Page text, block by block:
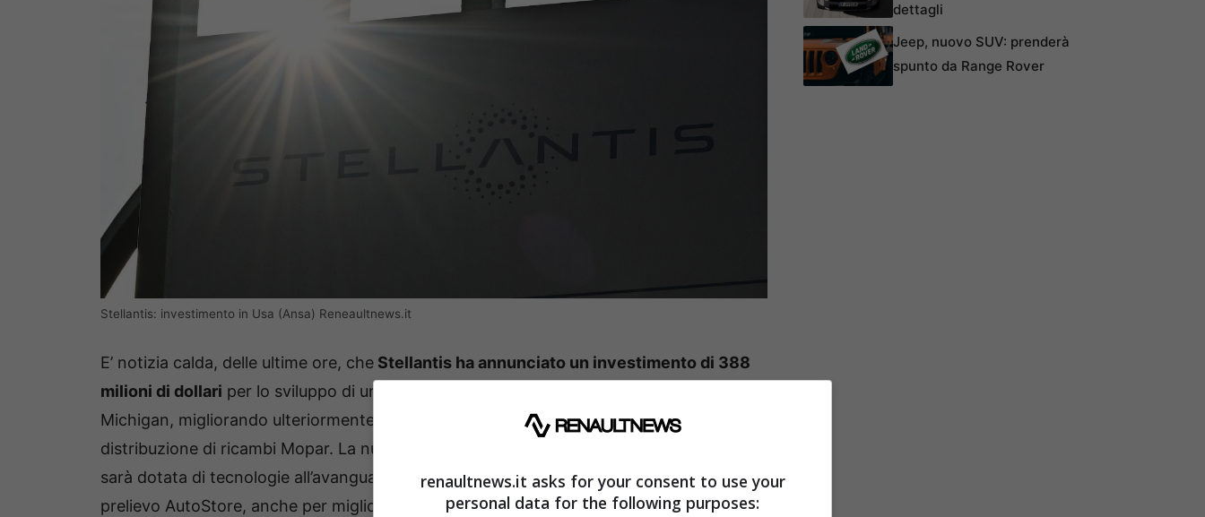
Stellantis: investimento in Usa (Ansa) Reneaultnews.it
E’ notizia calda, delle ultime ore, che Stellantis ha annunciato un investimento di 388
milioni di dollari per lo sviluppo di un Metro Detroit Megahub a Van Buren Township, nel
Michigan, migliorando ulteriormente l’efficienza e la sostenibilità della sua rete di
distribuzione di ricambi Mopar. La nuova struttura, la cui apertura è prevista per il 2027,
sarà dotata di tecnologie all’avanguardia, tra cui i sistemi automatizzati di stoccaggio e
prelievo AutoStore, anche per migliorare anche la condizione lavorativa dei suoi
dettagli
Jeep, nuovo SUV: prenderà
spunto da Range Rover
renaultnews.it asks for your consent to use your
personal data for the following purposes: